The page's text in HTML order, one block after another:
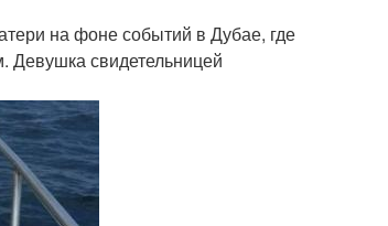
на фоне событий в Дубае, где
свидетельницей